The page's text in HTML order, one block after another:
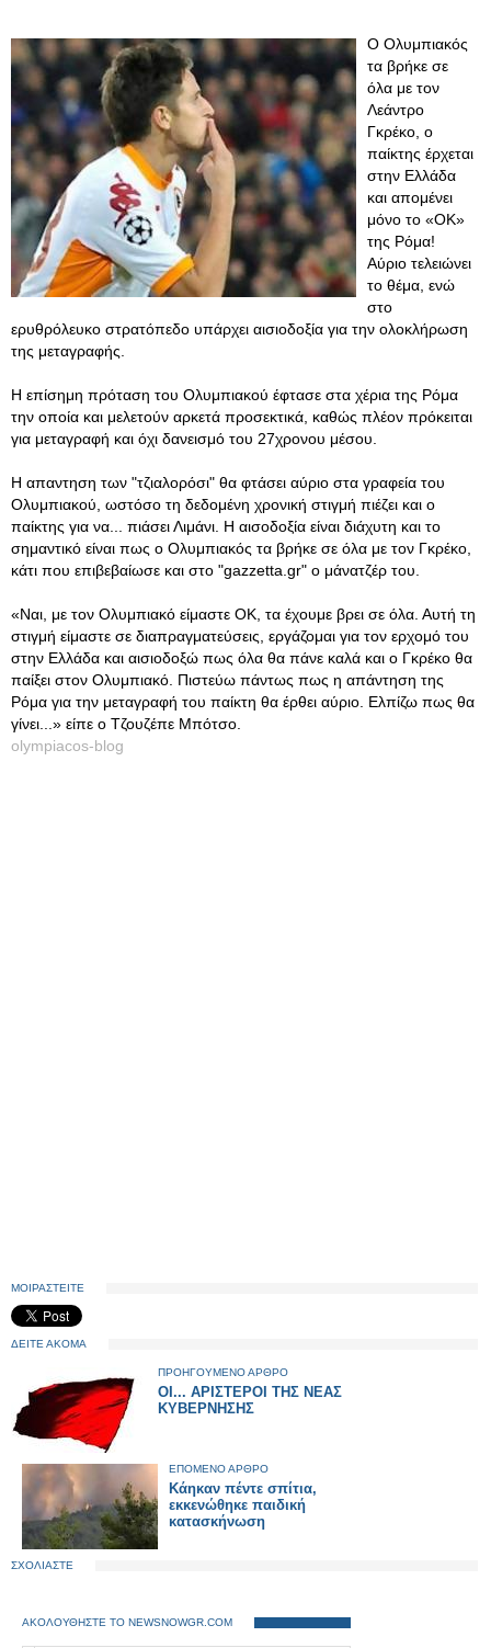
Ο Ολυμπιακός
τα βρήκε σε
όλα με τον
Λεάντρο
Γκρέκο, ο
παίκτης έρχεται
στην Ελλάδα
και απομένει
μόνο το «ΟΚ»
της Ρόμα!
Αύριο τελειώνει
το θέμα, ενώ
στο
ερυθρόλευκο στρατόπεδο υπάρχει αισιοδοξία για την ολοκλήρωση
της μεταγραφής.
Η επίσημη πρόταση του Ολυμπιακού έφτασε στα χέρια της Ρόμα
την οποία και μελετούν αρκετά προσεκτικά, καθώς πλέον πρόκειται
για μεταγραφή και όχι δανεισμό του 27χρονου μέσου.
Η απαντηση των "τζιαλορόσι" θα φτάσει αύριο στα γραφεία του
Ολυμπιακού, ωστόσο τη δεδομένη χρονική στιγμή πιέζει και ο
παίκτης για να... πιάσει Λιμάνι. Η αισοδοξία είναι διάχυτη και το
σημαντικό είναι πως ο Ολυμπιακός τα βρήκε σε όλα με τον Γκρέκο,
κάτι που επιβεβαίωσε και στο "gazzetta.gr" ο μάνατζέρ του.
«Ναι, με τον Ολυμπιακό είμαστε ΟΚ, τα έχουμε βρει σε όλα. Αυτή τη
στιγμή είμαστε σε διαπραγματεύσεις, εργάζομαι για τον ερχομό του
στην Ελλάδα και αισιοδοξώ πως όλα θα πάνε καλά και ο Γκρέκο θα
παίξει στον Ολυμπιακό. Πιστεύω πάντως πως η απάντηση της
Ρόμα για την μεταγραφή του παίκτη θα έρθει αύριο. Ελπίζω πως θα
γίνει...» είπε ο Τζουζέπε Μπότσο.
olympiacos-blog
ΜΟΙΡΑΣΤΕΙΤΕ
ΔΕΙΤΕ ΑΚΟΜΑ
ΠΡΟΗΓΟΥΜΕΝΟ ΑΡΘΡΟ
ΟΙ... ΑΡΙΣΤΕΡΟΙ ΤΗΣ ΝΕΑΣ
ΚΥΒΕΡΝΗΣΗΣ
ΕΠΟΜΕΝΟ ΑΡΘΡΟ
Κάηκαν πέντε σπίτια,
εκκενώθηκε παιδική
κατασκήνωση
ΣΧΟΛΙΑΣΤΕ
ΑΚΟΛΟΥΘΗΣΤΕ ΤΟ NEWSNOWGR.COM